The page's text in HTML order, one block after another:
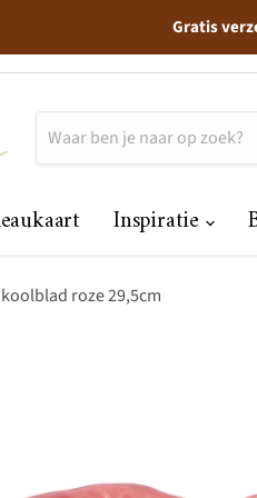
Gratis
Inspiratie
roze 29,5cm